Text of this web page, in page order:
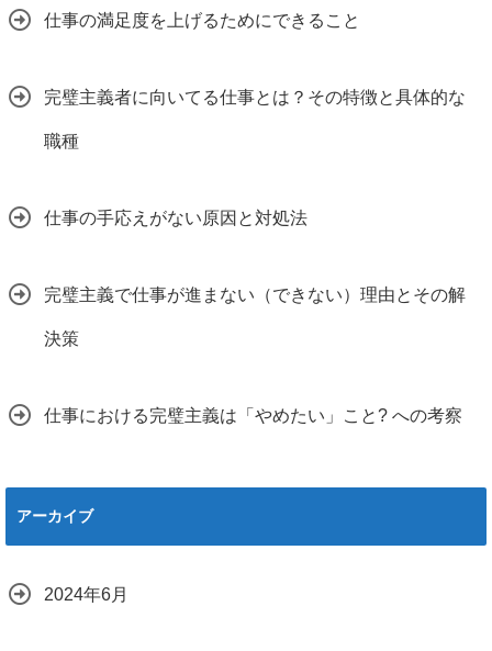
仕事の満足度を上げるためにできること
完璧主義者に向いてる仕事とは？その特徴と具体的な
職種
仕事の手応えがない原因と対処法
完璧主義で仕事が進まない（できない）理由とその解
決策
仕事における完璧主義は「やめたい」こと? への考察
アーカイブ
2024年6月